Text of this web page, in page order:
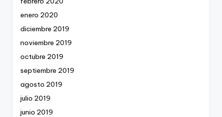
enero 2020
diciembre 2019
noviembre 2019
octubre 2019
septiembre 2019
agosto 2019
julio 2019
junio 2019